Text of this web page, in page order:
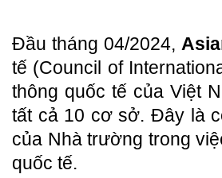
Đầu tháng 04/2024,
tế (Council of
thông quốc tế của Việt
tất cả 10 cơ sở. Đây là
của Nhà trường trong
quốc tế.